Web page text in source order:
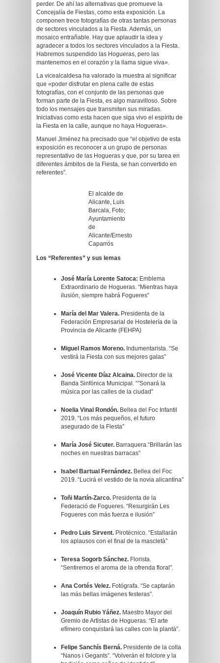
perder. De ahí las alternativas que promueve la
Concejalía de Fiestas, como esta exposición. La
componen trece fotografías de otras tantas personas
de sectores vinculados a la Fiesta. Además, un
mosaico entrañable. Hay que aplaudir la idea y
agradecer a todos los sectores vinculados a la Fiesta.
Habremos suspendido las Hogueras, pero las
mantenemos en el corazón y la llama sigue viva».
La vicealcaldesa ha valorado la muestra al significar
que «poder disfrutar en plena calle de estas
fotografías, con el conjunto de las personas que
forman parte de la Fiesta, es algo maravilloso. Sobre
todo los mensajes que transmiten sus miradas.
Iniciativas como esta hacen que siga vivo el espíritu de
la Fiesta en la calle, aunque no haya Hogueras».
Manuel Jiménez ha precisado que “el objetivo de esta
exposición es reconocer a un grupo de personas
representativo de las Hogueras y que, por su tarea en
diferentes ámbitos de la Fiesta, se han convertido en
referentes”.
El alcalde de
Alicante, Luis
Barcala, Foto;
Ayuntamiento
de
Alicante/Ernesto
Caparrós
Los “Referentes” y sus lemas
José María Lorente Satoca: Emblema
Extraordinario de Hogueras. “Mientras haya
ilusión, siempre habrá Fogueres”
María del Mar Valera. Presidenta de la
Federación Empresarial de Hostelería de la
Provincia de Alicante (FEHPA)
Miguel Ramos Moreno. Indumentarista. “Se
vestirá la Fiesta con sus mejores galas”
José Vicente Díaz Alcaina. Director de la
Banda Sinfónica Municipal. “”Sonará la
música por las calles de la ciudad”
Noelia Vinal Rondón. Bellea del Foc Infantil
2019. “Los más pequeños, el futuro
asegurado de la Fiesta”
María José Sicuter. Barraquera.“Brillarán las
noches en nuestras barracas”
Isabel Bartual Fernández. Bellea del Foc
2019. “Lucirá el vestido de la novia alicantina”
Toñi Martín-Zarco. Presidenta de la
Federació de Fogueres. “Resurgirán Les
Fogueres con más fuerza e ilusión”
Pedro Luis Sirvent. Pirotécnico. “Estallarán
los aplausos con el final de la mascletà”
Teresa Sogorb Sánchez. Florista.
“Sentiremos el aroma de la ofrenda floral”.
Ana Cortés Velez. Fotógrafa. “Se captarán
las más bellas imágenes festeras”.
Joaquín Rubio Yáñez. Maestro Mayor del
Gremio de Artistas de Hogueras. “El arte
efímero conquistará las calles con la plantà”.
Felipe Sanchís Berná. Presidente de la colla
“Nanos i Gegants”. “Volverán el folclore y la